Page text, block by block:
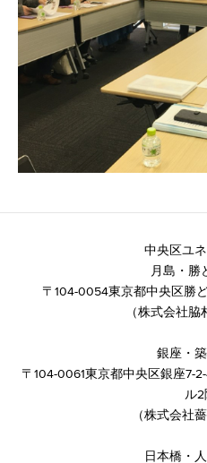
中央区ユ
月島・勝
〒104-0054東京都中央区勝
（株式会社脇
銀座・
〒104-0061東京都中央区銀座7-
ル
（株式会社
日本橋・